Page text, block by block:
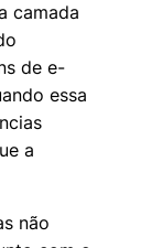
camada
de e-
essa
a
não